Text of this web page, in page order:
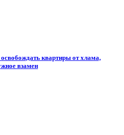
квартиры от хлама,
взамен